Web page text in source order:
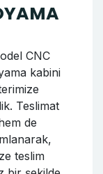
CNC,